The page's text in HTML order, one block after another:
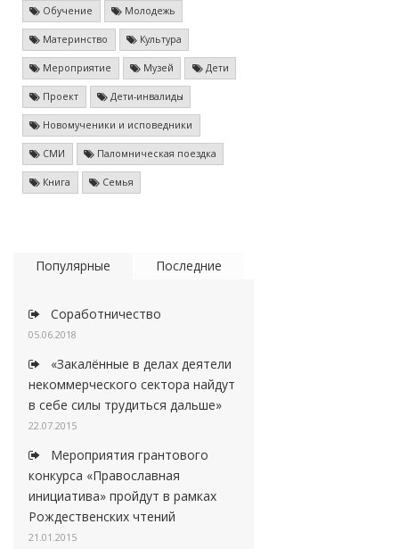
Обучение Молодежь
Материнство Культура
Мероприятие Музей Дети
Проект Дети-инвалиды
Новомученики и исповедники
СМИ Паломническая поездка
Книга Семья
Популярные Последние
Соработничество
05.06.2018
«Закалённые в делах деятели
некоммерческого сектора найдут
в себе силы трудиться дальше»
22.07.2015
Мероприятия грантового
конкурса «Православная
инициатива» пройдут в рамках
Рождественских чтений
21.01.2015